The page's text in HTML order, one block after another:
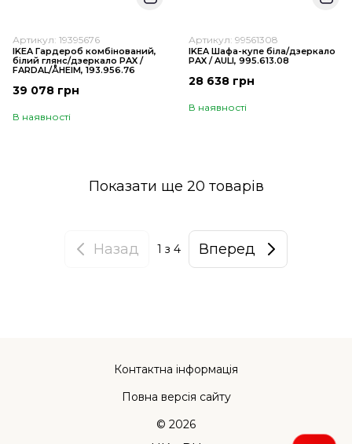
Артикул: 19395676
IKEA Гардероб комбінований,
білий глянс/дзеркало PAX /
FARDAL/ÅHEIM, 193.956.76
39 078 грн
В наявності
Артикул: 99561308
IKEA Шафа-купе біла/дзеркало
PAX / AULI, 995.613.08
28 638 грн
В наявності
Показати ще 20 товарів
Назад 1 з 4 Вперед
Контактна інформація
Повна версія сайту
© 2026